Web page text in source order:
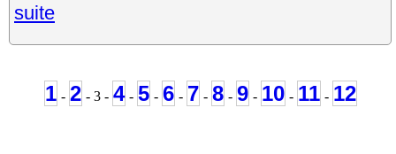
suite
1 - 2 - 3 - 4- 5 - 6 - 7 - 8 - 9 - 10 - 11 - 12